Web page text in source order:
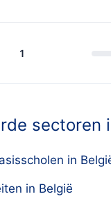
1
sectoren
in
in België